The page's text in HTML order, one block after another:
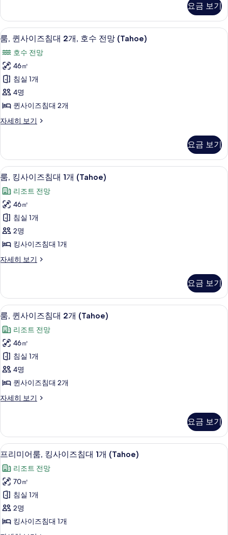
호
수
전
망
(Tahoe)
사
진
모
두
즈
침
대
1
개,
호
수
전
망
(Tahoe)
자
세
요금 보기
룸,
퀸
사
이
즈
침
대
2
호
수
전
망
(Tahoe)
사
진
모
두
룸, 퀸사이즈침대 2개, 호수 전망
5
룸, 퀸사이즈침대 2개, 호수 전망 (Tahoe)
호수 전망
46㎡
침실 1개
4명
퀸사이즈침대 2개
자세히 보기
룸,
즈
침
대
2
개,
호
수
전
망
(Tahoe)
자
세
요금 보기
룸,
킹
사
이
즈
침
대
1
사
진
모
두
보
기
룸, 킹사이즈침대 1개 (Tahoe) | 이집
2
룸, 킹사이즈침대 1개 (Tahoe)
리조트 전망
46㎡
침실 1개
2명
킹사이즈침대 1개
자세히 보기
룸,
즈
침
대
1
개
(Tahoe)
자
세
히
보
기
요금 보기
룸,
퀸
사
이
즈
침
대
2
사
진
모
두
보
기
이집트산 면 시트, 고급 침구, 객실 내
4
룸, 퀸사이즈침대 2개 (Tahoe)
리조트 전망
46㎡
침실 1개
4명
퀸사이즈침대 2개
자세히 보기
룸,
즈
침
대
개
(Tahoe)
자
세
히
보
기
요금 보기
프
리
미
어
룸,
킹
사
프리미어룸, 킹사이즈침대 1개
5
프리미어룸, 킹사이즈침대 1개 (Tahoe)
리조트 전망
70㎡
침실 1개
2명
킹사이즈침대 1개